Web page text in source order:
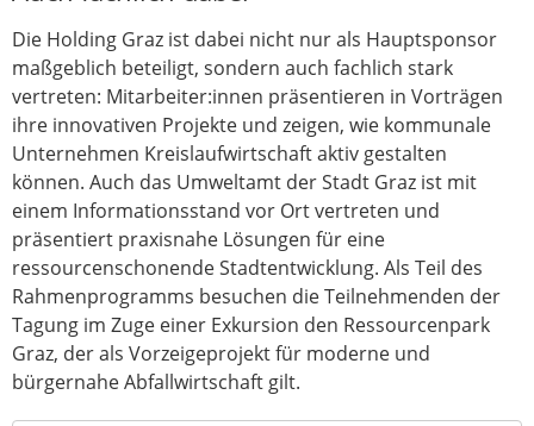
Die Holding Graz ist dabei nicht nur als Hauptsponsor
maßgeblich beteiligt, sondern auch fachlich stark
vertreten: Mitarbeiter:innen präsentieren in Vorträgen
ihre innovativen Projekte und zeigen, wie kommunale
Unternehmen Kreislaufwirtschaft aktiv gestalten
können. Auch das Umweltamt der Stadt Graz ist mit
einem Informationsstand vor Ort vertreten und
präsentiert praxisnahe Lösungen für eine
ressourcenschonende Stadtentwicklung. Als Teil des
Rahmenprogramms besuchen die Teilnehmenden der
Tagung im Zuge einer Exkursion den Ressourcenpark
Graz, der als Vorzeigeprojekt für moderne und
bürgernahe Abfallwirtschaft gilt.